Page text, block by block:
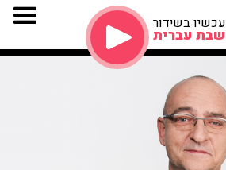
עכשיו בשידור
שבת עברית